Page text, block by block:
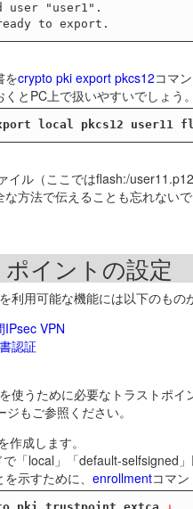
user "user1".
をcrypto pki export pkcs12コマ
とPC上で扱いやすいでしょう
local pkcs12 user11
イル（ここではflash:/
方法で伝えることも忘れない
イントの設定
利用可能な機能には以下のもの
IPsec VPN
認証
使うために必要なトラストポ
もご参照ください。
成します。
で「local」「default-selfsigned
示すために、 enrollmentコマ